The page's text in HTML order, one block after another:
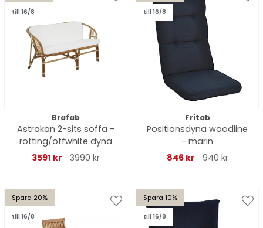
till 16/8
Brafab
Astrakan 2-sits soffa -
rotting/offwhite dyna
3591 kr
3990 kr
till 16/8
Fritab
Positionsdyna woodline
- marin
846 kr
940 kr
Spara 20%
till 16/8
Spara 10%
till 16/8